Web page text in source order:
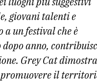
giovani talenti e
un festival che è
anno,
Grey Cat dimostra
promuovere il